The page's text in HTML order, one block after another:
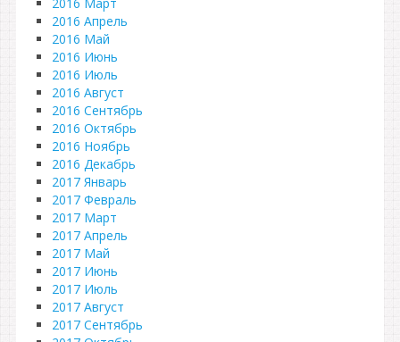
2016 Апрель
2016 Май
2016 Июнь
2016 Июль
2016 Август
2016 Сентябрь
2016 Октябрь
2016 Ноябрь
2016 Декабрь
2017 Январь
2017 Февраль
2017 Март
2017 Апрель
2017 Май
2017 Июнь
2017 Июль
2017 Август
2017 Сентябрь